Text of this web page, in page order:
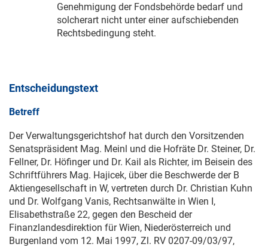
Genehmigung der Fondsbehörde bedarf und
solcherart nicht unter einer aufschiebenden
Rechtsbedingung steht.
Entscheidungstext
Betreff
Der Verwaltungsgerichtshof hat durch den Vorsitzenden
Senatspräsident Mag. Meinl und die Hofräte Dr. Steiner, Dr.
Fellner, Dr. Höfinger und Dr. Kail als Richter, im Beisein des
Schriftführers Mag. Hajicek, über die Beschwerde der B
Aktiengesellschaft in W, vertreten durch Dr. Christian Kuhn
und Dr. Wolfgang Vanis, Rechtsanwälte in Wien I,
Elisabethstraße 22, gegen den Bescheid der
Finanzlandesdirektion für Wien, Niederösterreich und
Burgenland vom 12. Mai 1997, Zl. RV 0207-09/03/97,